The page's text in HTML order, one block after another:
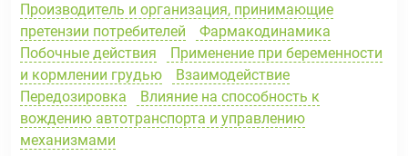
Производитель и организация, принимающие
претензии потребителей
Фармакодинамика
Побочные действия
Применение при беременности
и кормлении грудью
Взаимодействие
Передозировка
Влияние на способность к
вождению автотранспорта и управлению
механизмами